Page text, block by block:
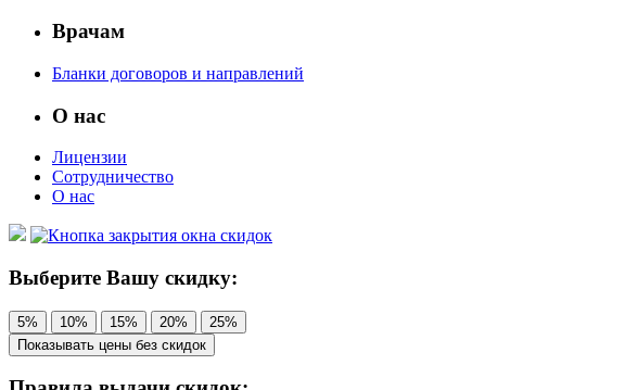
Врачам
Бланки договоров и направлений
О нас
Лицензии
Сотрудничество
О нас
Выберите Вашу скидку:
5% 10% 15% 20%
25%
Показывать цены без скидок